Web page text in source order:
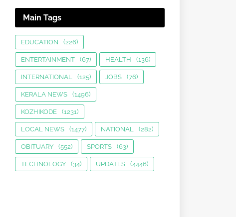
Main Tags
EDUCATION (226)
ENTERTAINMENT (67) HEALTH (136)
INTERNATIONAL (125) JOBS (76)
KERALA NEWS (1496)
KOZHIKODE (1231)
LOCAL NEWS (1477) NATIONAL (282)
OBITUARY (552) SPORTS (63)
TECHNOLOGY (34) UPDATES (4446)